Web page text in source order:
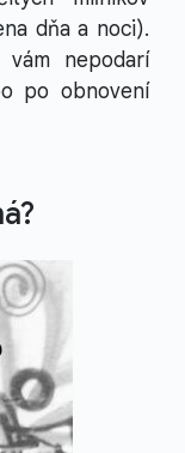
dňa a noci).
nepodarí
po obnovení